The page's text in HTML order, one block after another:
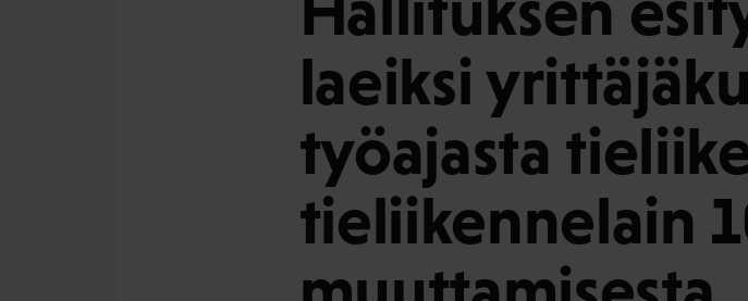
laeiksi
työajasta
tieliikennelain